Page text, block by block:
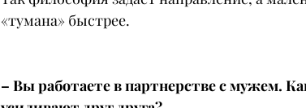
«тумана» быстрее.
– Вы работаете в партнерстве с мужем.